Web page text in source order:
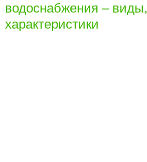
водоснабжения – виды,
характеристики